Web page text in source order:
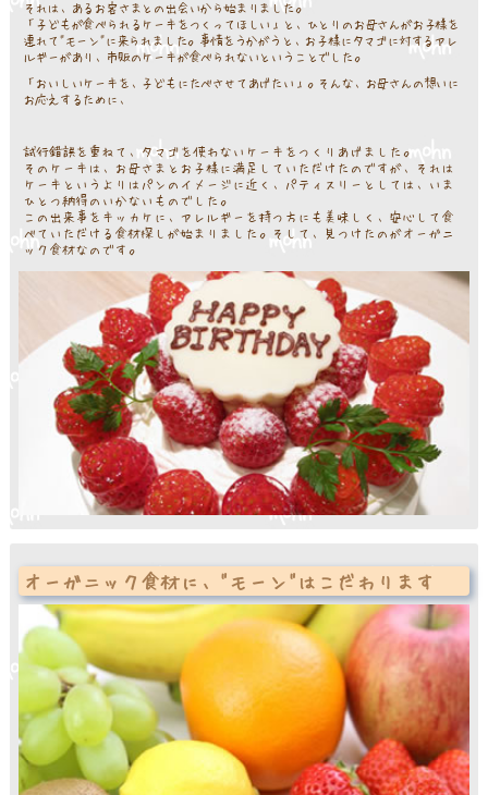
それは、あるお客さまとの出会いから始まりました。
「子どもが食べられるケーキをつくってほしい」と、ひとりのお母さんがお子様を
連れて"モーン"に来られました。事情をうかがうと、お子様にタマゴに対するアレ
ルギーがあり、市販のケーキが食べられないということでした。
「おいしいケーキを、子どもにたべさせてあげたい」。そんな、お母さんの想いに
お応えするために、
試行錯誤を重ねて、タマゴを使わないケーキをつくりあげました。
そのケーキは、お母さまとお子様に満足していただけたのですが、それは
ケーキというよりはパンのイメージに近く、パティスリーとしては、いま
ひとつ納得のいかないものでした。
この出来事をキッカケに、アレルギーを持つ方にも美味しく、安心して食
べていただける食材探しが始まりました。そして、見つけたのがオーガニ
ック食材なのです。
オーガニック食材に、"モーン"はこだわります